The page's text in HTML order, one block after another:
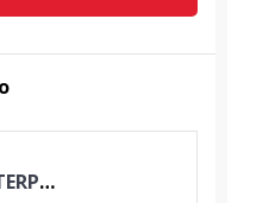
Tractor Rastos CATERPILLAR D3B SA